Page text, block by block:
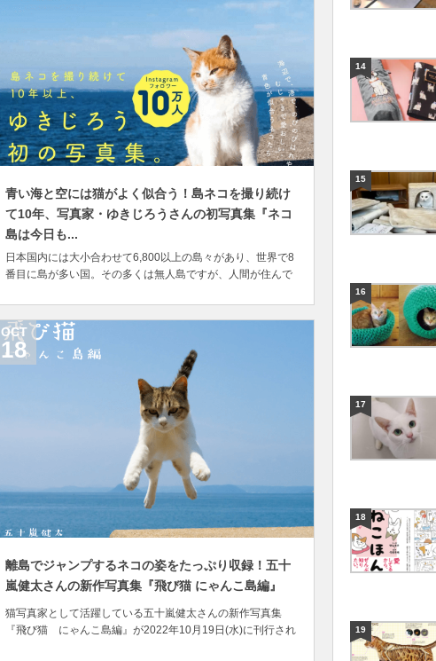
青い海と空には猫がよく似合う！島ネコを撮り続け
て10年、写真家・ゆきじろうさんの初写真集『ネコ
島は今日も...
日本国内には大小合わせて6,800以上の島々があり、世界で8
番目に島が多い国。その多くは無人島ですが、人間が住んで
られているため、都会の喧騒とは無縁で、ゆったりとした時
間の流れを感じられるのが魅力的。 中には猫が住んでいる島
もあり、のびのびと自由気ままに過ごす猫...
離島でジャンプするネコの姿をたっぷり収録！五十
嵐健太さんの新作写真集『飛び猫 にゃんこ島編』
猫写真家として活躍している五十嵐健太さんの新作写真集
『飛び猫 にゃんこ島編』が2022年10月19日(水)に刊行され
OCT
18
14
15
16
17
18
19